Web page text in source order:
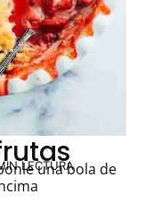
LECTURA
una bola de